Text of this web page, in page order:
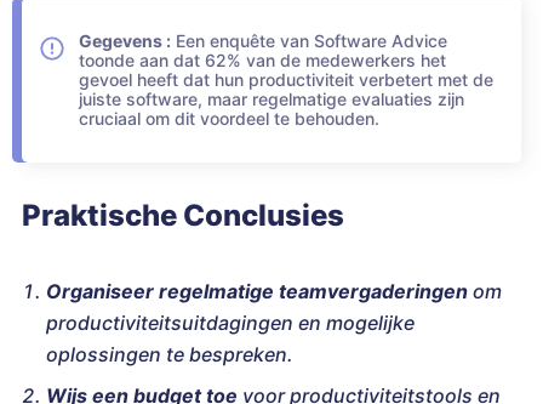
Gegevens : Een enquête van Software Advice
toonde aan dat 62% van de medewerkers het
gevoel heeft dat hun productiviteit verbetert met de
juiste software, maar regelmatige evaluaties zijn
cruciaal om dit voordeel te behouden.
Praktische Conclusies
Organiseer regelmatige teamvergaderingen om
productiviteitsuitdagingen en mogelijke
oplossingen te bespreken.
Wijs een budget toe voor productiviteitstools en